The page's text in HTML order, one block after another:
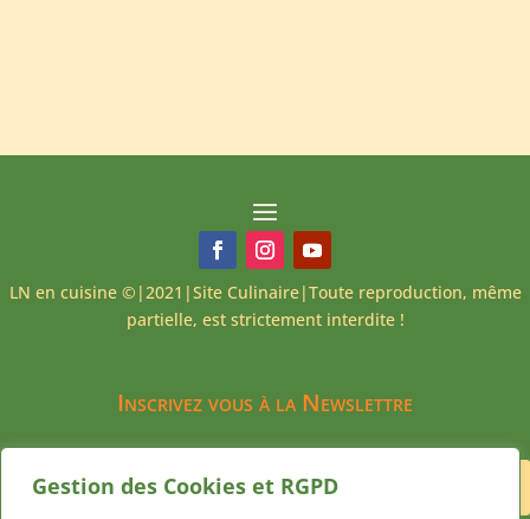
Gestion des Cookies et RGPD
LN en cuisine ©|2021|Site Culinaire|Toute reproduction, même
partielle, est strictement interdite !
Inscrivez vous à la Newslettre